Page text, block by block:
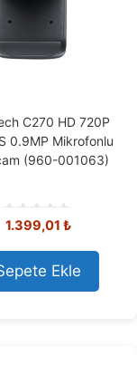
C270 HD 720P
0.9MP Mikrofonlu
(960-001063)
0
u
t
o
f
1.399,01 ₺
Ekle